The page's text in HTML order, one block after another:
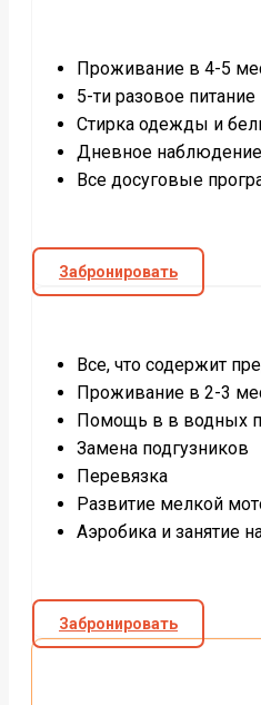
Проживание в 4-5
5-ти разовое питание
Стирка одежды и
Дневное
Все досуговые
Забронировать
Все, что содержит
Проживание в 2-3
Помощь в в водных
Замена подгузников
Перевязка
Развитие мелкой
Аэробика и занятие
Забронировать